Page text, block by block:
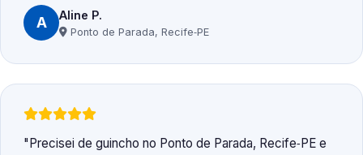
A Aline P.
Ponto de Parada, Recife‑PE
Precisei de guincho no Ponto de Parada, Recife‑PE e